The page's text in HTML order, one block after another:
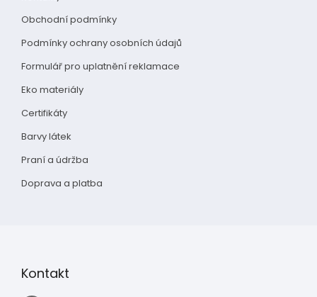
Obchodní podmínky
Podmínky ochrany osobních údajů
Formulář pro uplatnění reklamace
Eko materiály
Certifikáty
Barvy látek
Praní a údržba
Doprava a platba
Kontakt